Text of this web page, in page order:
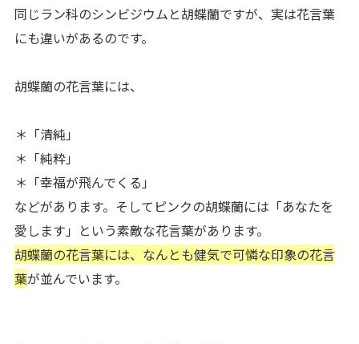
同じラン科のシンビジウムと胡蝶蘭ですが、実は花言葉
にも違いがあるのです。
胡蝶蘭の花言葉には、
＊「清純」
＊「純粋」
＊「幸福が飛んでくる」
などがあります。そしてピンクの胡蝶蘭には「あなたを
愛します」という素敵な花言葉があります。
胡蝶蘭の花言葉には、なんとも健気で可憐な印象の花言
葉が並んでいます。